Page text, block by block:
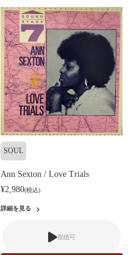
SOUL
Ann Sexton / Love Trials
¥2,980(税込)
詳細を見る
視聴可